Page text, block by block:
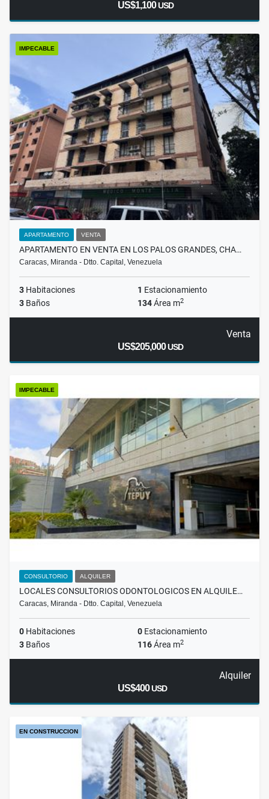
US$1,100USD
IMPECABLE
APARTAMENTO VENTA
APARTAMENTO EN VENTA EN LOS PALOS GRANDES, CHA…
Caracas, Miranda - Dtto. Capital, Venezuela
3 Habitaciones 1 Estacionamiento
3 Baños 134Área m2
Venta
US$205,000USD
IMPECABLE
CONSULTORIO ALQUILER
LOCALES CONSULTORIOS ODONTOLOGICOS EN ALQUILE…
Caracas, Miranda - Dtto. Capital, Venezuela
0 Habitaciones 0 Estacionamiento
3 Baños 116Área m2
Alquiler
US$400USD
EN CONSTRUCCION